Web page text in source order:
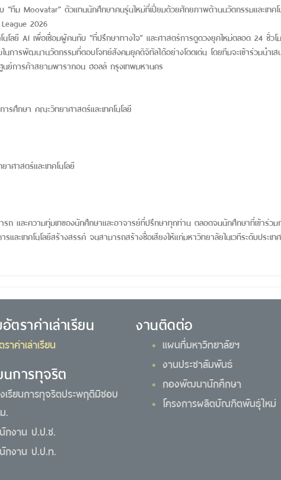
ม Moovatar” ตัวแทนนักศึกษาคนรุ่นใหม่ที่เปี่ยมด้วยศักยภาพด้านนวัตกรรมและเทค
2026
ยี AI เพื่อเชื่อมผู้คนกับ “ที่ปรึกษาทางใจ” และศาสตร์การดูดวงยุคใหม่ตลอด 24 ชั่วโ
การพัฒนานวัตกรรมที่ตอบโจทย์สังคมยุคดิจิทัลได้อย่างโดดเด่น โดยทีมจะเข้าร่วมน
การค้าสยามพารากอน ฮอลล์ กรุงเทพมหานคร
รศึกษา คณะวิทยาศาสตร์และเทคโนโลยี
ศาสตร์และเทคโนโลยี
ถ และความทุ่มเทของนักศึกษาและอาจารย์ที่ปรึกษาทุกท่าน ตลอดจนนักศึกษาที่เข้าร่
เทคโนโลยีสร้างสรรค์ จนสามารถสร้างชื่อเสียงให้แก่มหาวิทยาลัยในเวทีระดับประเ
ตราค่าเล่าเรียน
าค่าเล่าเรียน
นการทุจริต
เรียนการทุจริตประพฤติมิชอบ
.
กงาน ป.ป.ช.
กงาน ป.ป.ท.
งานติดต่อ
แผนที่มหาวิทยาลัยฯ
งานประชาสัมพันธ์
กองพัฒนานักศึกษา
โครงการผลิตบัณฑิตพันธุ์ใหม่